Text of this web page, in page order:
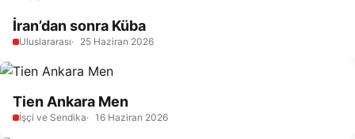
İran’dan sonra Küba
Uluslararası 25 Haziran 2026
Tien Ankara Men
İşçi ve Sendika 16 Haziran 2026